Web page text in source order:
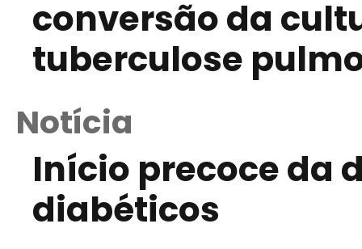
conversão da
tuberculose
Notícia
Início precoce da
diabéticos